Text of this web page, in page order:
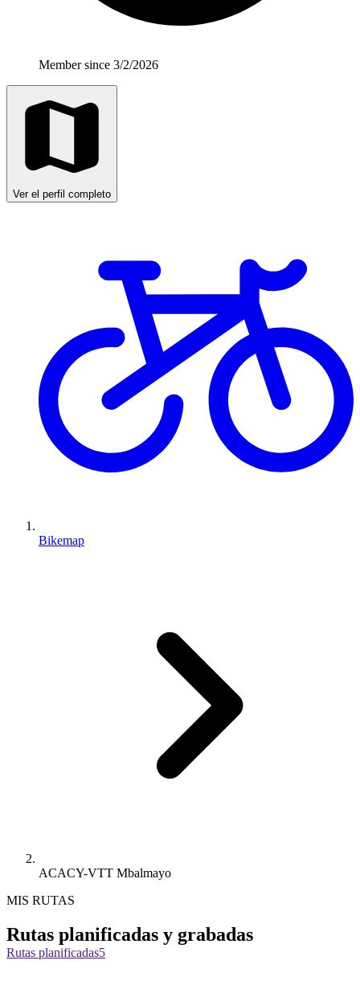
Member since 3/2/2026
Ver el perfil completo
Bikemap
ACACY-VTT Mbalmayo
MIS RUTAS
Rutas planificadas y grabadas
Rutas planificadas5